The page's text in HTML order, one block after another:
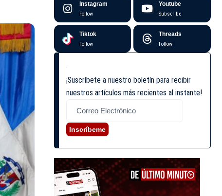
Instagram
Follow
Youtube
Subscribe
Tiktok
Follow
Threads
Follow
¡Suscríbete a nuestro boletín para recibir
nuestros artículos más recientes al instante!
Inscríbeme